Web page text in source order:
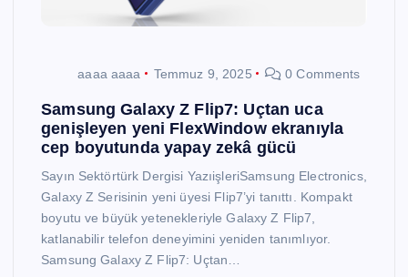
aaaa aaaa Temmuz 9, 2025 0 Comments
Samsung Galaxy Z Flip7: Uçtan uca
genişleyen yeni FlexWindow ekranıyla
cep boyutunda yapay zekâ gücü
Sayın Sektörtürk Dergisi YazıişleriSamsung Electronics,
Galaxy Z Serisinin yeni üyesi Flip7’yi tanıttı. Kompakt
boyutu ve büyük yetenekleriyle Galaxy Z Flip7,
katlanabilir telefon deneyimini yeniden tanımlıyor.
Samsung Galaxy Z Flip7: Uçtan…